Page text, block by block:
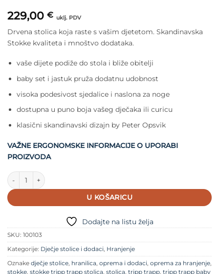
229,00 € uklj. PDV
Drvena stolica koja raste s vašim djetetom. Skandinavska
Stokke kvaliteta i mnoštvo dodataka.
vaše dijete podiže do stola i bliže obitelji
baby set i jastuk pruža dodatnu udobnost
visoka podesivost sjedalice i naslona za noge
dostupna u puno boja vašeg dječaka ili curicu
klasični skandinavski dizajn by Peter Opsvik
VAŽNE ERGONOMSKE INFORMACIJE O UPORABI
PROIZVODA
Stokke Tripp Trapp Stolica Black količina
U KOŠARICU
Dodajte na listu želja
SKU: 100103
Kategorije: Dječje stolice i dodaci, Hranjenje
Oznake dječje stolice, hranilica, oprema i dodaci, oprema za hranjenje,
stokke, stokke tripp trapp stolica, stolica, tripp trapp, tripp trapp baby